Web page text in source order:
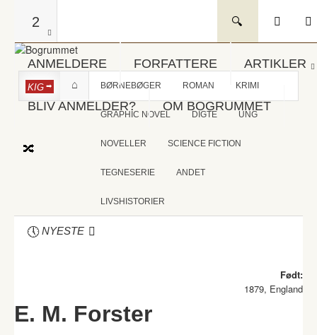
2
ANMELDERE FORFATTERE ARTIKLER
BLIV ANMELDER? OM BOGRUMMET
KIG BØRNEBØGER ROMAN KRIMI
GRAPHIC NOVEL DIGTE UNG
NOVELLER SCIENCE FICTION
TEGNESERIE ANDET
LIVSHISTORIER
NYESTE
Født:
1879, England
E. M. Forster